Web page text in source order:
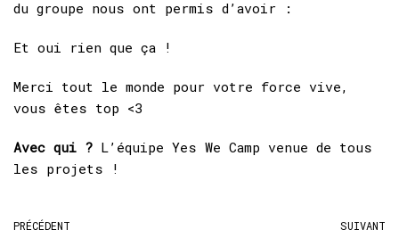
du groupe nous ont permis d’avoir :
Et oui rien que ça !
Merci tout le monde pour votre force vive,
vous êtes top <3
Avec qui ? L’équipe Yes We Camp venue de tous
les projets !
PRÉCÉDENT SUIVANT